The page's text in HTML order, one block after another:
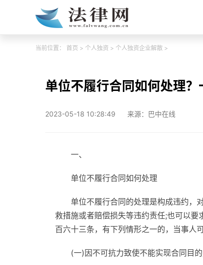
当前位置： 首页 > 个人独资 > 个人独资企业解散 >
单位不履行合同如何处理？
2023-05-18 10:28:49 来源：巴中在线
一、
单位不履行合同如何处理
单位不履行合同的处理是构成违约，
救措施或者赔偿损失等违约责任;也可以
百六十三条，有下列情形之一的，当事人
(一)因不可抗力致使不能实现合同目